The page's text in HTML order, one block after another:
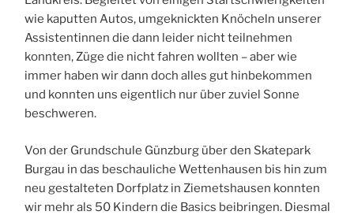
wie kaputten Autos, umgeknickten Knöcheln unserer
Assistentinnen die dann leider nicht teilnehmen
konnten, Züge die nicht fahren wollten – aber wie
immer haben wir dann doch alles gut hinbekommen
und konnten uns eigentlich nur über zuviel Sonne
beschweren.
Von der Grundschule Günzburg über den Skatepark
Burgau in das beschauliche Wettenhausen bis hin zum
neu gestalteten Dorfplatz in Ziemetshausen konnten
wir mehr als 50 Kindern die Basics beibringen. Diesmal